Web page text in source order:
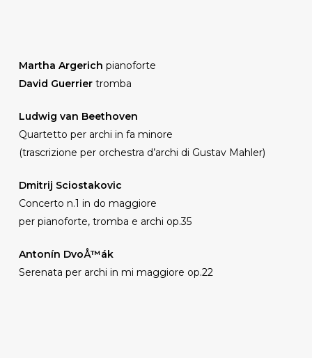
Martha Argerich pianoforte
David Guerrier tromba
Ludwig van Beethoven
Quartetto per archi in fa minore
(trascrizione per orchestra d’archi di Gustav Mahler)
Dmitrij Sciostakovic
Concerto n.1 in do maggiore
per pianoforte, tromba e archi op.35
Antonín DvoÅ™ák
Serenata per archi in mi maggiore op.22